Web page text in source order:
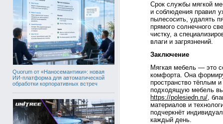
Quorum от «Наносемантики»: новая
ИИ-платформа для автоматической
обработки корпоративных встреч
Срок службы мягкой
и соблюдения правил
пылесосить, удалять
прямого солнечного
чистку, а
влаги и загрязнений.
Заключение
Мягкая мебель — это
комфорта. Она
пространство тёплым
подходящую мебель
https://polesiedn.ru/,
материалов и
подчеркнёт
каждый день.